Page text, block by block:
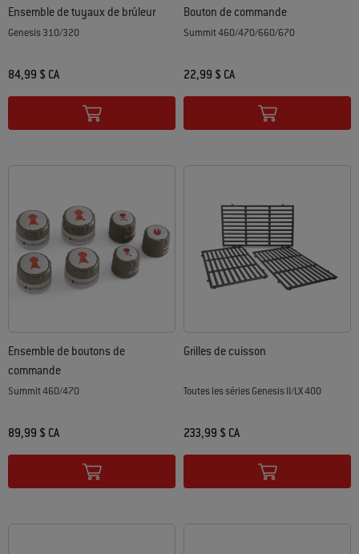
Ensemble de tuyaux de brûleur
Genesis 310/320
84,99 $ CA
Color Options
Bouton de commande
Summit 460/470/660/670
22,99 $ CA
Color Options
Ensemble de boutons de
commande
Summit 460/470
89,99 $ CA
Color Options
Grilles de cuisson
Toutes les séries Genesis II/LX 400
233,99 $ CA
Color Options